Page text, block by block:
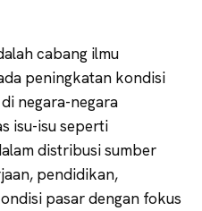
cabang ilmu
peningkatan kondisi
negara-negara
isu-isu seperti
distribusi sumber
pendidikan,
pasar dengan fokus